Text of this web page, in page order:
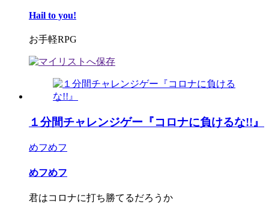
Hail to you!
お手軽RPG
１分間チャレンジゲー『コロナに負けるな!!』
めフめフ
めフめフ
君はコロナに打ち勝てるだろうか